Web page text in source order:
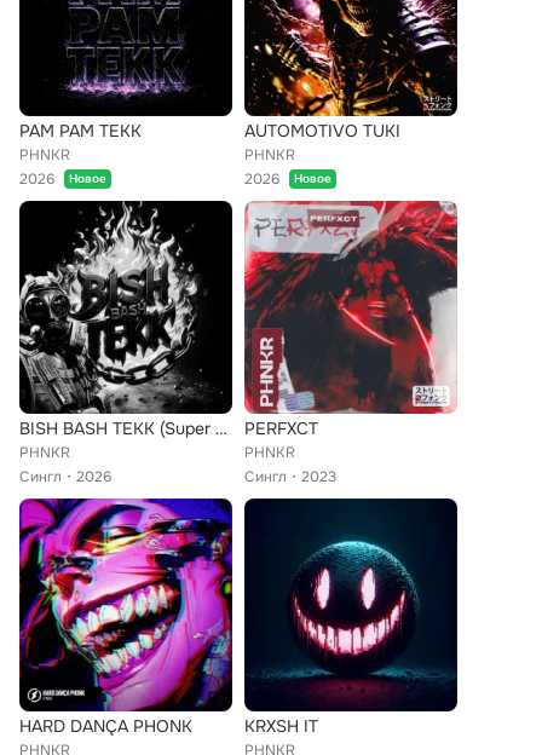
PAM PAM TEKK
PHNKR
2026
Новое
AUTOMOTIVO TUKI
PHNKR
2026
Новое
BISH BASH TEKK (Super Slowed)
PHNKR
Сингл
2026
PERFXCT
PHNKR
Сингл
2023
HARD DANÇA PHONK
PHNKR
KRXSH IT
PHNKR